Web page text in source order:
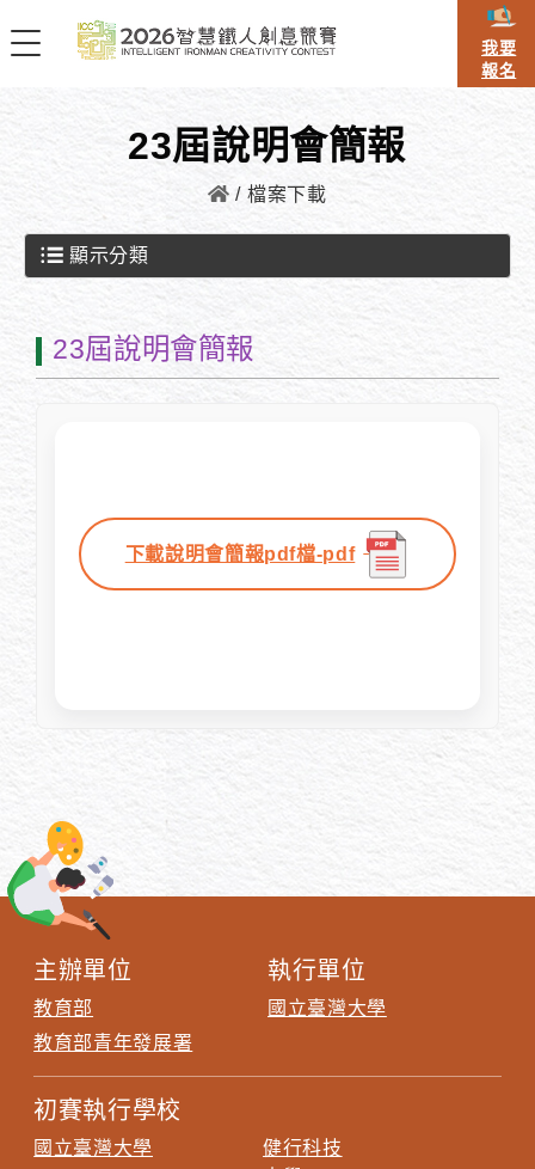
我要
報名
23屆說明會簡報
檔案下載
顯示分類
23屆說明會簡報
下載說明會簡報pdf檔-pdf
主辦單位
教育部
教育部青年發展署
執行單位
國立臺灣大學
初賽執行學校
國立臺灣大學
健行科技